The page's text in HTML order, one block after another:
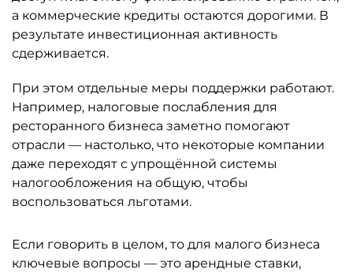
а коммерческие кредиты остаются дорогими. В
результате инвестиционная активность
сдерживается.
При этом отдельные меры поддержки работают.
Например, налоговые послабления для
ресторанного бизнеса заметно помогают
отрасли — настолько, что некоторые компании
даже переходят с упрощённой системы
налогообложения на общую, чтобы
воспользоваться льготами.
Если говорить в целом, то для малого бизнеса
ключевые вопросы — это арендные ставки,